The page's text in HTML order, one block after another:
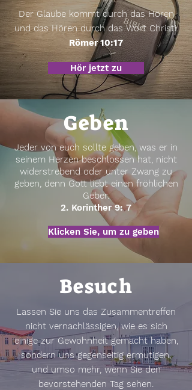
Der Glaube kommt durch das Hören
und das Hören durch das Wort Christi.
Römer 10:17
Hör jetzt zu
Geben
Jeder von euch sollte geben, was er in
seinem Herzen beschlossen hat, nicht
widerstrebend oder unter Zwang zu
geben, denn Gott liebt einen fröhlichen
Geber.
2. Korinther 9: 7
Klicken Sie, um zu geben
Besuch
Lassen Sie uns das Zusammentreffen
nicht vernachlässigen, wie es sich
einige zur Gewohnheit gemacht haben,
sondern uns gegenseitig ermutigen,
und umso mehr, wenn Sie den
bevorstehenden Tag sehen.